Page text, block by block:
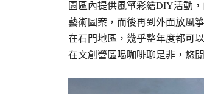
園區內提供風箏彩繪DIY活動
藝術圖案，而後再到外面放風
在石門地區，幾乎整年度都可
在文創營區喝咖啡聊是非，悠